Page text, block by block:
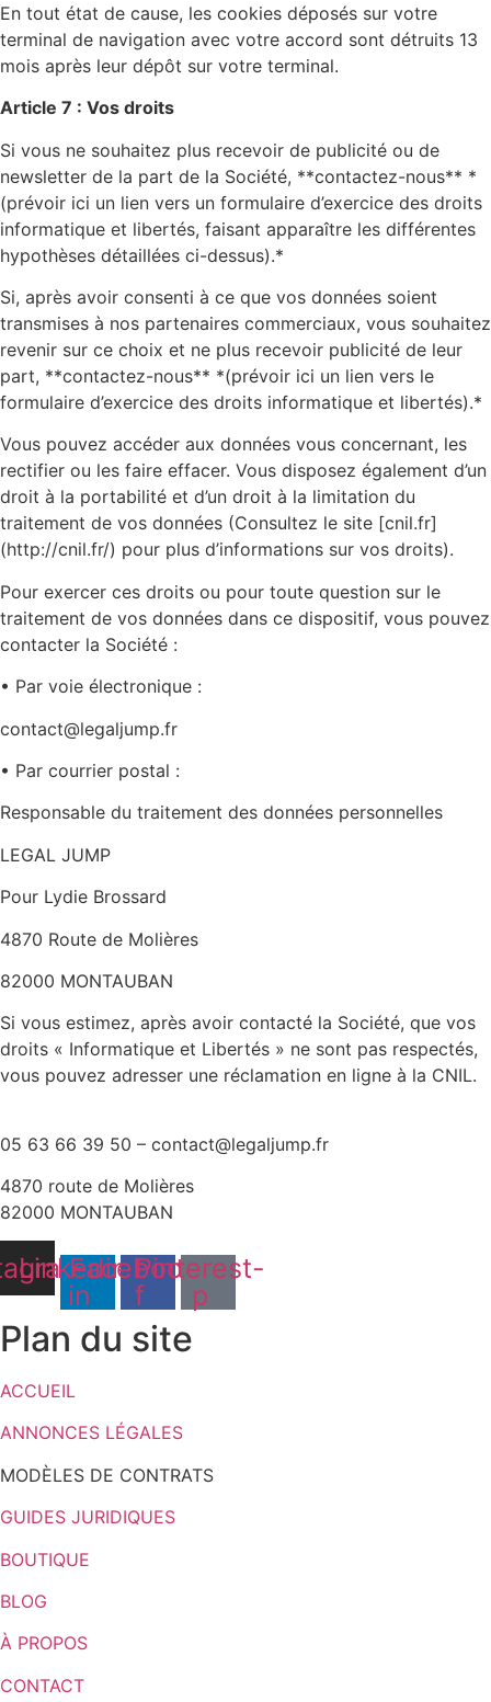
En tout état de cause, les cookies déposés sur votre
terminal de navigation avec votre accord sont détruits 13
mois après leur dépôt sur votre terminal.
Article 7 : Vos droits
Si vous ne souhaitez plus recevoir de publicité ou de
newsletter de la part de la Société, **contactez-nous** *
(prévoir ici un lien vers un formulaire d’exercice des droits
informatique et libertés, faisant apparaître les différentes
hypothèses détaillées ci-dessus).*
Si, après avoir consenti à ce que vos données soient
transmises à nos partenaires commerciaux, vous souhaitez
revenir sur ce choix et ne plus recevoir publicité de leur
part, **contactez-nous** *(prévoir ici un lien vers le
formulaire d’exercice des droits informatique et libertés).*
Vous pouvez accéder aux données vous concernant, les
rectifier ou les faire effacer. Vous disposez également d’un
droit à la portabilité et d’un droit à la limitation du
traitement de vos données (Consultez le site [cnil.fr]
(http://cnil.fr/) pour plus d’informations sur vos droits).
Pour exercer ces droits ou pour toute question sur le
traitement de vos données dans ce dispositif, vous pouvez
contacter la Société :
• Par voie électronique :
contact@legaljump.fr
• Par courrier postal :
Responsable du traitement des données personnelles
LEGAL JUMP
Pour Lydie Brossard
4870 Route de Molières
82000 MONTAUBAN
Si vous estimez, après avoir contacté la Société, que vos
droits « Informatique et Libertés » ne sont pas respectés,
vous pouvez adresser une réclamation en ligne à la CNIL.
05 63 66 39 50 – contact@legaljump.fr
4870 route de Molières
82000 MONTAUBAN
Linkedin-
in
Facebook-
f
Pinterest-
p
Plan du site
ACCUEIL
ANNONCES LÉGALES
MODÈLES DE CONTRATS
GUIDES JURIDIQUES
BOUTIQUE
BLOG
À PROPOS
CONTACT